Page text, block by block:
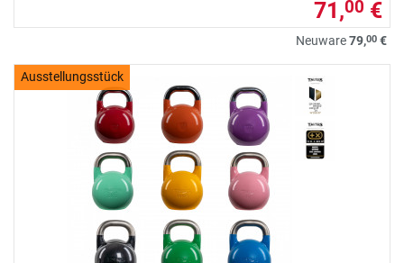
71,00 €
Neuware79,00 €
Ausstellungsstück